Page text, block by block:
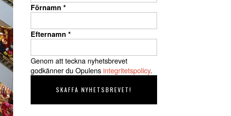
Förnamn *
Efternamn *
Genom att teckna nyhetsbrevet
godkänner du Opulensintegritetspolicy.